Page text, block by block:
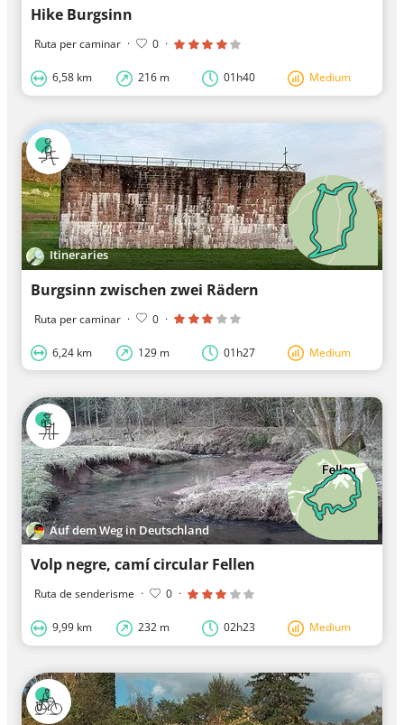
Hike Burgsinn
Ruta per caminar · 0 ·
6,58 km 216 m 01h40 Medium
Itineraries
Burgsinn zwischen zwei Rädern
Ruta per caminar · 0 ·
6,24 km 129 m 01h27 Medium
Auf dem Weg in Deutschland
Volp negre, camí circular Fellen
Ruta de senderisme · 0 ·
9,99 km 232 m 02h23 Medium